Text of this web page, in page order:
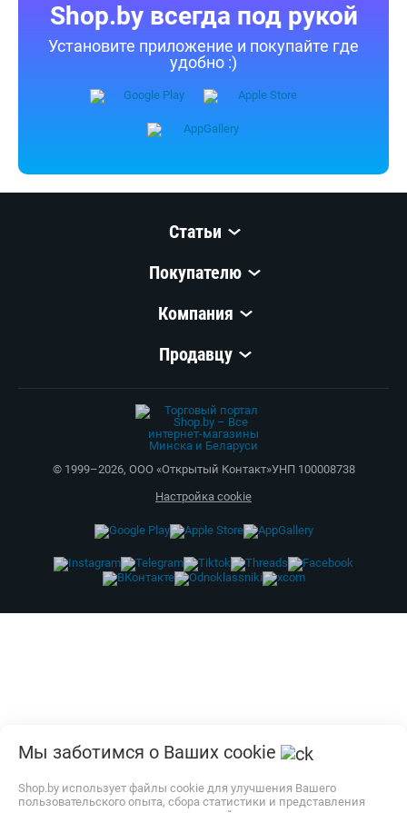
Shop.by всегда под рукой
Установите приложение и покупайте где
удобно :)
Статьи
Покупателю
Компания
Продавцу
© 1999–2026, ООО «Открытый Контакт»УНП 100008738
Настройка cookie
Мы заботимся о Ваших cookie
Shop.by использует файлы cookie для улучшения Вашего
пользовательского опыта, сбора статистики и представления